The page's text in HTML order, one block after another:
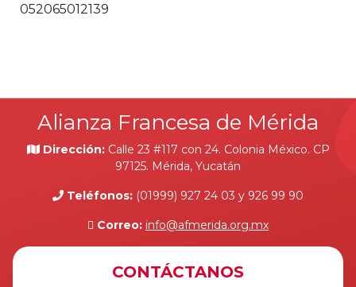
052065012139
Alianza Francesa de Mérida
Dirección: Calle 23 #117 con 24. Colonia México. CP
97125. Mérida, Yucatán
Teléfonos: (01999) 927 24 03 y 926 99 90
Correo: info@afmerida.org.mx
CONTÁCTANOS